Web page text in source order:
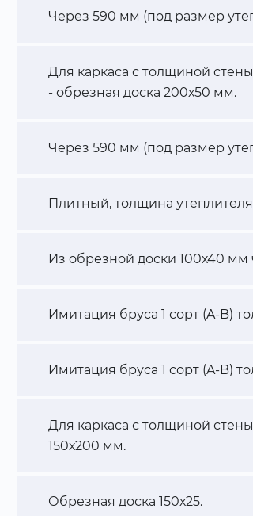
Через 590 мм (под размер
Для каркаса с толщиной
- обрезная доска 200х50 мм.
Через 590 мм (под размер
Плитный, толщина
Из обрезной доски 100х40 мм
Имитация бруса 1 сорт (A-B)
Имитация бруса 1 сорт (A-B)
Для каркаса с толщиной
150х200 мм.
Обрезная доска 150х25.